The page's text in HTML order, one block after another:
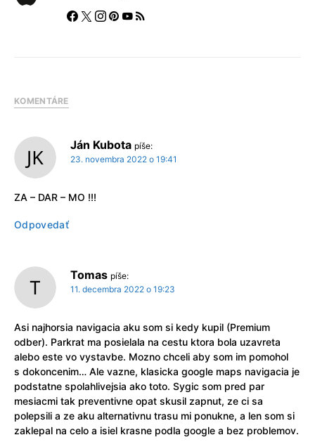
KOMENTÁRE
Ján Kubota píše:
23. novembra 2022 o 19:41
ZA – DAR – MO !!!
Odpovedať
Tomas píše:
11. decembra 2022 o 19:23
Asi najhorsia navigacia aku som si kedy kupil (Premium
odber). Parkrat ma posielala na cestu ktora bola uzavreta
alebo este vo vystavbe. Mozno chceli aby som im pomohol
s dokoncenim… Ale vazne, klasicka google maps navigacia je
podstatne spolahlivejsia ako toto. Sygic som pred par
mesiacmi tak preventivne opat skusil zapnut, ze ci sa
polepsili a ze aku alternativnu trasu mi ponukne, a len som si
zaklepal na celo a isiel krasne podla google a bez problemov.